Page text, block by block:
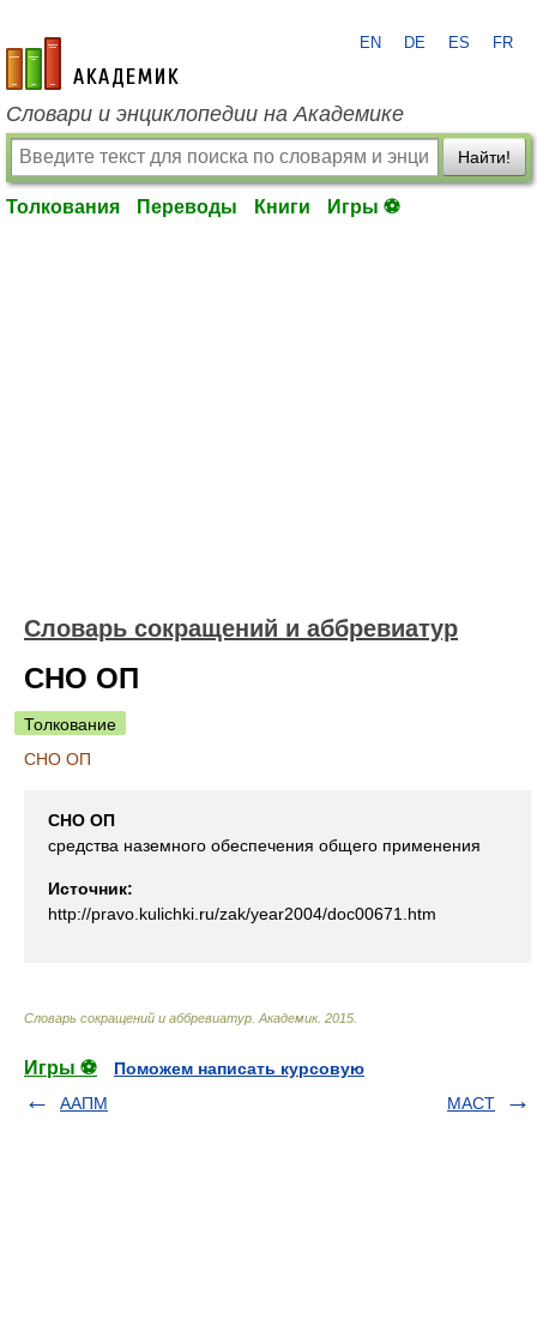
academic.ru
EN DE ES FR
Словари и энциклопедии на Академике
Найти!
Толкования Переводы Книги Игры ⚽
Словарь сокращений и аббревиатур
СНО ОП
Толкование
СНО ОП
СНО ОП
средства наземного обеспечения общего применения
Источник:
http://pravo.kulichki.ru/zak/year2004/doc00671.htm
Словарь сокращений и аббревиатур Академик. 2015
Игры ⚽
Поможем написать курсовую
ААПМ
МАСТ